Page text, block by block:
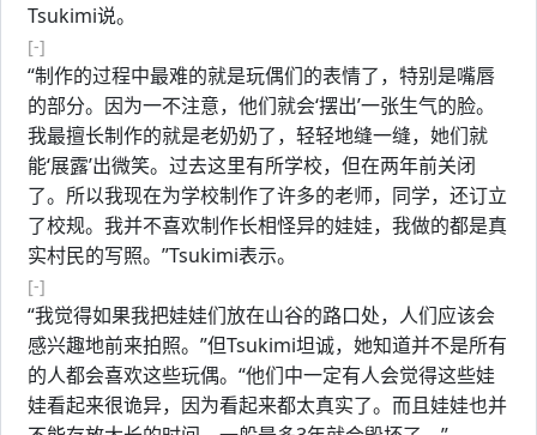
Tsukimi说。
[-]
“制作的过程中最难的就是玩偶们的表情了，特别是嘴唇
的部分。因为一不注意，他们就会‘摆出’一张生气的脸。
我最擅长制作的就是老奶奶了，轻轻地缝一缝，她们就
能‘展露’出微笑。过去这里有所学校，但在两年前关闭
了。所以我现在为学校制作了许多的老师，同学，还订立
了校规。我并不喜欢制作长相怪异的娃娃，我做的都是真
实村民的写照。”Tsukimi表示。
[-]
“我觉得如果我把娃娃们放在山谷的路口处，人们应该会
感兴趣地前来拍照。”但Tsukimi坦诚，她知道并不是所有
的人都会喜欢这些玩偶。“他们中一定有人会觉得这些娃
娃看起来很诡异，因为看起来都太真实了。而且娃娃也并